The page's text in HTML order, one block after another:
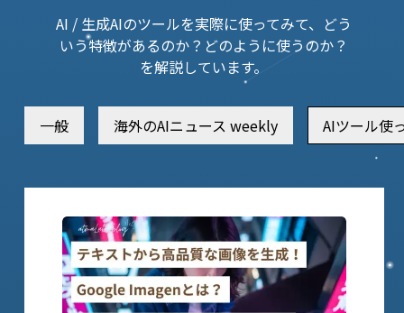
AI / 生成AIのツールを実際に使ってみて、どう
いう特徴があるのか？どのように使うのか？
を解説しています。
一般 海外のAIニュース weekly AIツール使